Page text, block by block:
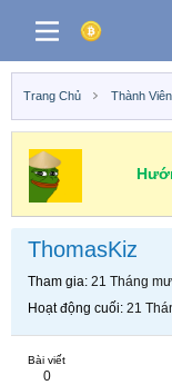
Trang Chủ Thành Viên
ThomasKiz
Tham gia 21 Tháng
Hoạt động cuối 21
Bài viết
0